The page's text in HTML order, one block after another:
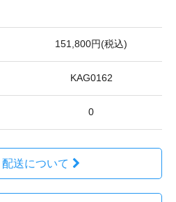
151,800円(税込)
KAG0162
0
送について